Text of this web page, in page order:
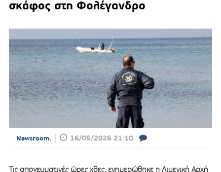
σκάφος στη Φολέγανδρο
Newsroom. 16/05/2026 21:10
Τις απογευματινές ώρες χθες, ενημερώθηκε η Λιμενική Αρχή